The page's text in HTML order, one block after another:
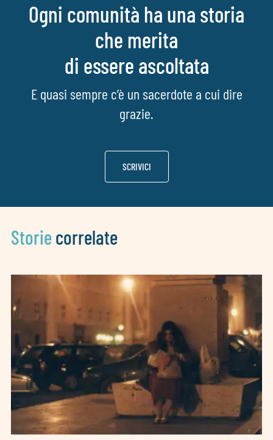
Ogni comunità ha una storia
che merita
di essere ascoltata
E quasi sempre c’è un sacerdote a cui dire
grazie.
SCRIVICI
Storie correlate